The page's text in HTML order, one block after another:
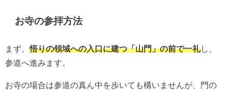
お寺の参拝方法
まず、悟りの領域への入口に建つ「山門」の前で一礼し、
参道へ進みます。
お寺の場合は参道の真ん中を歩いても構いませんが、門の